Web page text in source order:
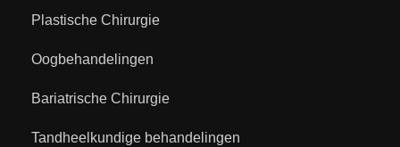
Plastische Chirurgie
Oogbehandelingen
Bariatrische Chirurgie
Tandheelkundige behandelingen